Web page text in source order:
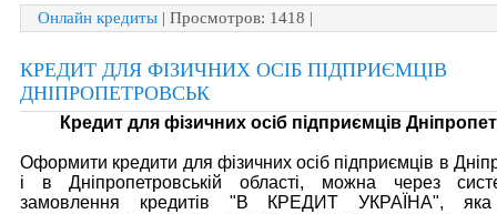
Онлайн кредиты | Просмотров: 1418 |
КРЕДИТ ДЛЯ ФІЗИЧНИХ ОСІБ ПІДПРИЄМЦІВ
ДНІПРОПЕТРОВСЬК
Кредит для фізичних осіб підприємців
Оформити кредити для фізичних осіб підприємців в
і в Дніпропетровській області, можна через
замовлення кредитів "В КРЕДИТ УКРАЇНА", яка